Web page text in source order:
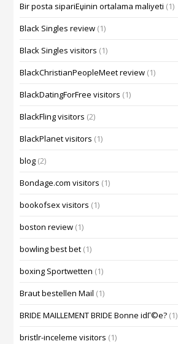
Bir posta sipariЕџinin ortalama maliyeti (1)
Black Singles review (1)
Black Singles visitors (1)
BlackChristianPeopleMeet review (1)
BlackDatingForFree visitors (1)
BlackFling visitors (2)
BlackPlanet visitors (1)
blog (2)
Bondage.com visitors (1)
bookofsex visitors (1)
boston review (1)
bowling best bet (1)
boxing Sportwetten (1)
Braut bestellen Mail (1)
BRIDE MAILLEMENT BRIDE Bonne idГ©e? (1)
bristlr-inceleme visitors (1)